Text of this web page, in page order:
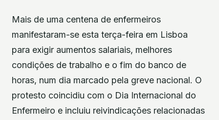
Mais de uma centena de enfermeiros
manifestaram-se esta terça-feira em Lisboa
para exigir aumentos salariais, melhores
condições de trabalho e o fim do banco de
horas, num dia marcado pela greve nacional. O
protesto coincidiu com o Dia Internacional do
Enfermeiro e incluiu reivindicações relacionadas